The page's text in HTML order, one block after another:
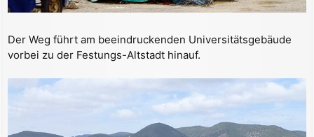
Der Weg führt am beeindruckenden Universitätsgebäude
vorbei zu der Festungs-Altstadt hinauf.